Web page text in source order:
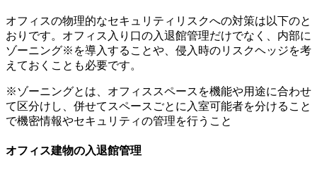
オフィスの物理的なセキュリティリスクへの対策は以下のと
おりです。オフィス入り口の入退館管理だけでなく、内部に
ゾーニング※を導入することや、侵入時のリスクヘッジを考
えておくことも必要です。
※ゾーニングとは、オフィススペースを機能や用途に合わせ
て区分けし、併せてスペースごとに入室可能者を分けること
で機密情報やセキュリティの管理を行うこと
オフィス建物の入退館管理